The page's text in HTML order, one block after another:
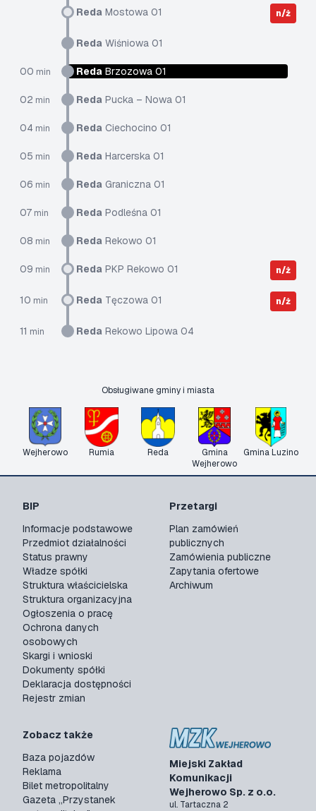
Reda Mostowa 01 n/ż
Reda Wiśniowa 01
00 min Reda Brzozowa 01
02 min Reda Pucka – Nowa 01
04 min Reda Ciechocino 01
05 min Reda Harcerska 01
06 min Reda Graniczna 01
07 min Reda Podleśna 01
08 min Reda Rekowo 01
09 min Reda PKP Rekowo 01 n/ż
10 min Reda Tęczowa 01 n/ż
11 min Reda Rekowo Lipowa 04
Obsługiwane gminy i miasta
Wejherowo Rumia Reda
Gmina
Wejherowo
Gmina Luzino
Miejski Zakład
Komunikacji
Wejherowo Sp. z o.o.
ul. Tartaczna 2
BIP
Informacje podstawowe
Przedmiot działalności
Status prawny
Władze spółki
Struktura właścicielska
Struktura organizacyjna
Ogłoszenia o pracę
Ochrona danych
osobowych
Skargi i wnioski
Dokumenty spółki
Deklaracja dostępności
Rejestr zmian
Przetargi
Plan zamówień
publicznych
Zamówienia publiczne
Zapytania ofertowe
Archiwum
Zobacz także
Baza pojazdów
Reklama
Bilet metropolitalny
Gazeta „Przystanek